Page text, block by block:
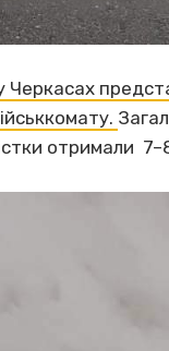
отримали